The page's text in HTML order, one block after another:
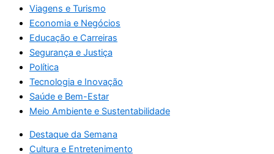
Viagens e Turismo
Economia e Negócios
Educação e Carreiras
Segurança e Justiça
Política
Tecnologia e Inovação
Saúde e Bem-Estar
Meio Ambiente e Sustentabilidade
Destaque da Semana
Cultura e Entretenimento